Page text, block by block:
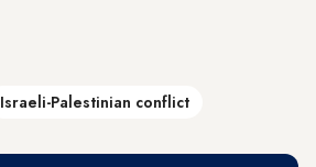
Israeli-Palestinian conflict